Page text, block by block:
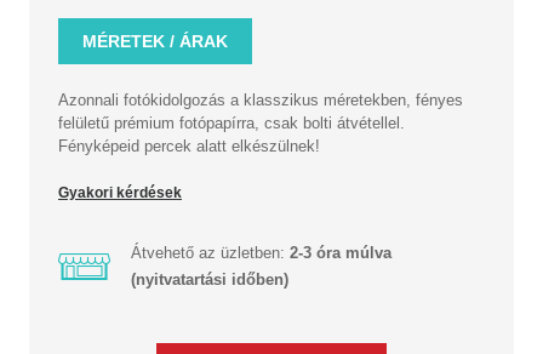
MÉRETEK / ÁRAK
Azonnali fotókidolgozás a klasszikus méretekben, fényes
felületű prémium fotópapírra, csak bolti átvétellel.
Fényképeid percek alatt elkészülnek!
Gyakori kérdések
Átvehető az üzletben: 2-3 óra múlva
(nyitvatartási időben)